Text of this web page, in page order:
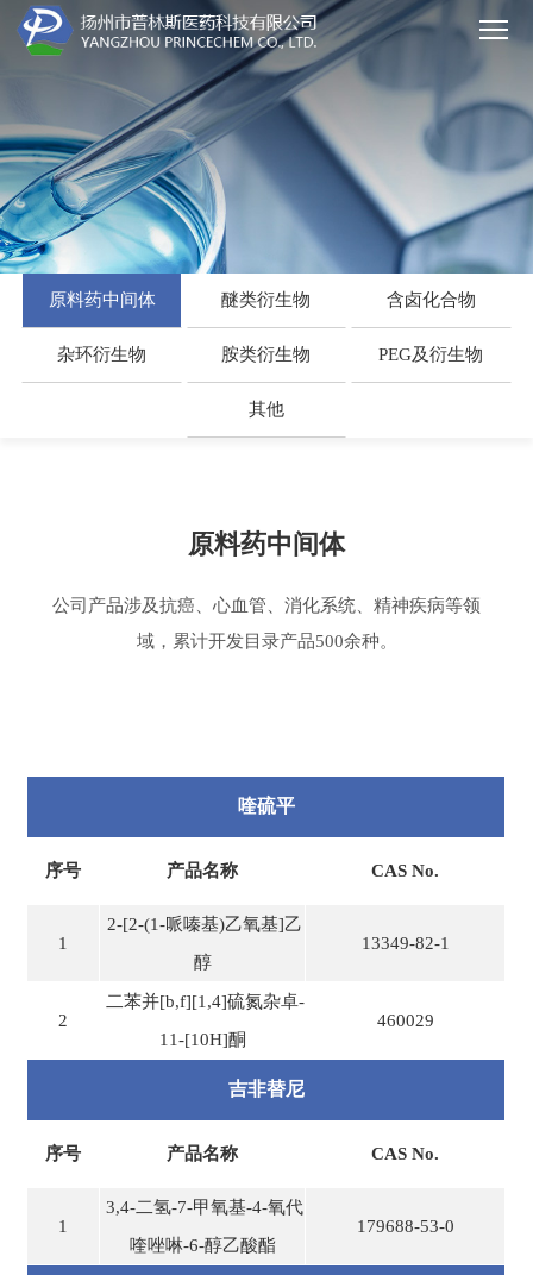
原料药中间体 醚类衍生物 含卤化合物
杂环衍生物 胺类衍生物 PEG及衍生物
其他
原料药中间体
公司产品涉及抗癌、心血管、消化系统、精神疾病等领
域，累计开发目录产品500余种。
喹硫平
序号 产品名称 CAS No.
1
2-[2-(1-哌嗪基)乙氧基]乙
醇
13349-82-1
2
二苯并[b,f][1,4]硫氮杂卓-
11-[10H]酮
460029
吉非替尼
序号 产品名称 CAS No.
1
3,4-二氢-7-甲氧基-4-氧代
喹唑啉-6-醇乙酸酯
179688-53-0